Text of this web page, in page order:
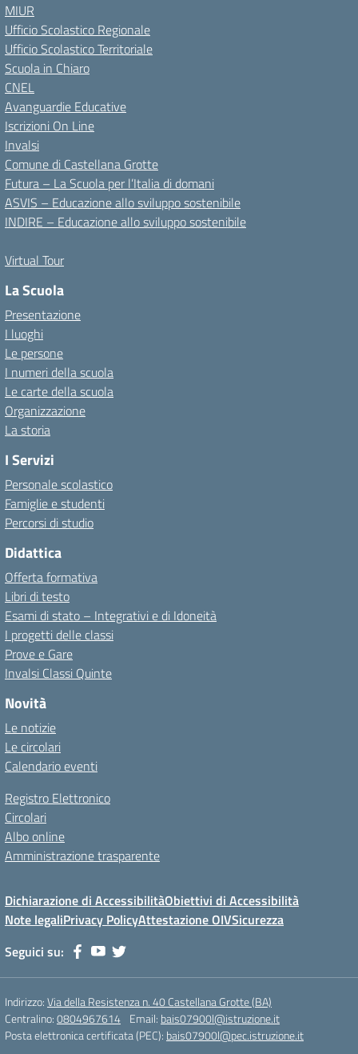
MIUR
Ufficio Scolastico Regionale
Ufficio Scolastico Territoriale
Scuola in Chiaro
CNEL
Avanguardie Educative
Iscrizioni On Line
Invalsi
Comune di Castellana Grotte
Futura – La Scuola per l’Italia di domani
ASVIS – Educazione allo sviluppo sostenibile
INDIRE – Educazione allo sviluppo sostenibile
Virtual Tour
La Scuola
Presentazione
I luoghi
Le persone
I numeri della scuola
Le carte della scuola
Organizzazione
La storia
I Servizi
Personale scolastico
Famiglie e studenti
Percorsi di studio
Didattica
Offerta formativa
Libri di testo
Esami di stato – Integrativi e di Idoneità
I progetti delle classi
Prove e Gare
Invalsi Classi Quinte
Novità
Le notizie
Le circolari
Calendario eventi
Registro Elettronico
Circolari
Albo online
Amministrazione trasparente
Dichiarazione di AccessibilitàObiettivi di Accessibilità
Note legaliPrivacy PolicyAttestazione OIVSicurezza
Seguici su:
Indirizzo:Via della Resistenza n. 40 Castellana Grotte (BA)
Centralino:0804967614 Email: bais07900l@istruzione.it
Posta elettronica certificata (PEC): bais07900l@pec.istruzione.it